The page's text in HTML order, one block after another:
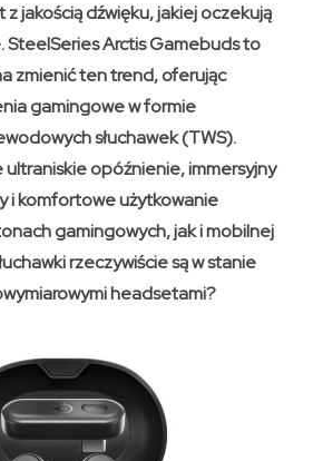
jakością dźwięku, jakiej oczekują
SteelSeries Arctis Gamebuds to
zmienić ten trend, oferując
gamingowe w formie
słuchawek (TWS).
opóźnienie, immersyjny
i komfortowe użytkowanie
gamingowych, jak i mobilnej
rzeczywiście są w stanie
headsetami?